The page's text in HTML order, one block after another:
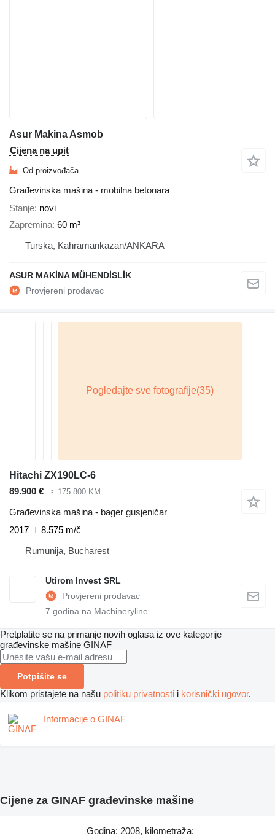
Asur Makina Asmob
Cijena na upit
Od proizvođača
Građevinska mašina - mobilna betonara
Stanje novi
Zapremina 60 m³
Turska, Kahramankazan/ANKARA
ASUR MAKİNA MÜHENDİSLİK
Hitachi ZX190LC-6
89.900 €
≈ 175.800 KM
Građevinska mašina - bager gusjeničar
2017
8.575 m/č
Rumunija, Bucharest
Utirom Invest SRL
7 godina na Machineryline
Pretplatite se na primanje novih oglasa iz ove kategorije
građevinske mašine GINAF
Potpišite se
Klikom pristajete na našu politiku privatnosti i korisnički ugovor.
Informacije o GINAF
Cijene za GINAF građevinske mašine
Godina: 2008, kilometraža: